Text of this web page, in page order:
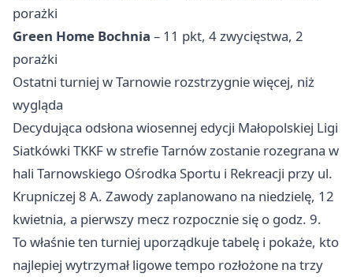
porażki
Green Home Bochnia – 11 pkt, 4 zwycięstwa, 2
porażki
Ostatni turniej w Tarnowie rozstrzygnie więcej, niż
wygląda
Decydująca odsłona wiosennej edycji Małopolskiej Ligi
Siatkówki TKKF w strefie Tarnów zostanie rozegrana w
hali Tarnowskiego Ośrodka Sportu i Rekreacji przy ul.
Krupniczej 8 A. Zawody zaplanowano na niedzielę, 12
kwietnia, a pierwszy mecz rozpocznie się o godz. 9.
To właśnie ten turniej uporządkuje tabelę i pokaże, kto
najlepiej wytrzymał ligowe tempo rozłożone na trzy